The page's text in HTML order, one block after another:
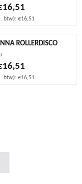
voor 16,51, exclusief
btw): €16,51
ROLLERDISCO
voor 16,51, exclusief
btw): €16,51